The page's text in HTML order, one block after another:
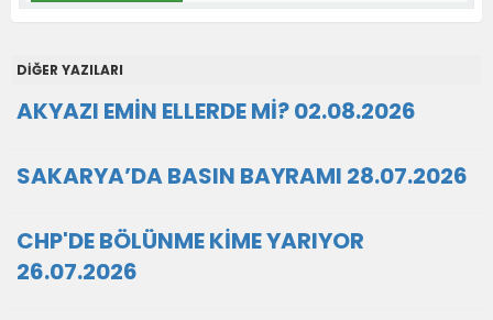
DİĞER YAZILARI
AKYAZI EMİN ELLERDE Mİ? 02.08.2026
SAKARYA’DA BASIN BAYRAMI 28.07.2026
CHP'DE BÖLÜNME KİME YARIYOR
26.07.2026